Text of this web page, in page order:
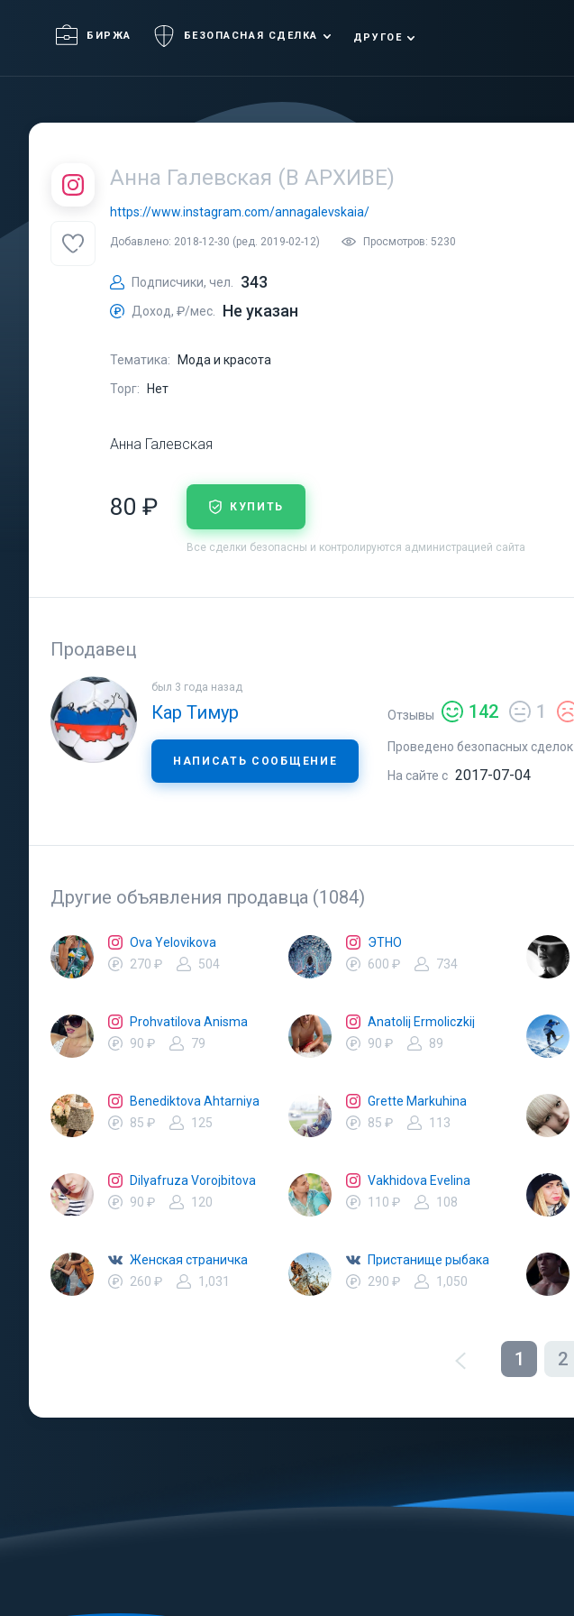
БИРЖА БЕЗОПАСНАЯ СДЕЛКА ДРУГОЕ
Анна Галевская (В АРХИВЕ)
https://www.instagram.com/annagalevskaia/
Добавлено: 2018-12-30 (ред. 2019-02-12) Просмотров: 5230
Подписчики, чел. 343
Доход, ₽/мес. Не указан
Тематика:
Мода и красота
Торг:
Нет
Анна Галевская
80 ₽ КУПИТЬ
Все сделки безопасны и контролируются администрацией сайта
Продавец
был 3 года назад
Кар Тимур
НАПИСАТЬ СООБЩЕНИЕ
Отзывы 142 1
Проведено безопасных сделок
На сайте с 2017-07-04
Другие объявления продавца (1084)
Ova Yelovikova
270 ₽
504
ЭТНО
600 ₽
734
Prohvatilova Anisma
90 ₽
79
Anatolij Ermoliczkij
90 ₽
89
Benediktova Ahtarniya
85 ₽
125
Grette Markuhina
85 ₽
113
Dilyafruza Vorojbitova
90 ₽
120
Vakhidova Evelina
110 ₽
108
Женская страничка
260 ₽
1,031
Пристанище рыбака
290 ₽
1,050
1 2